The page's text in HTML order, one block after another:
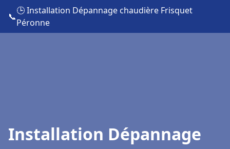
📞
🕒 Installation Dépannage chaudière Frisquet
Péronne
Installation Dépannage